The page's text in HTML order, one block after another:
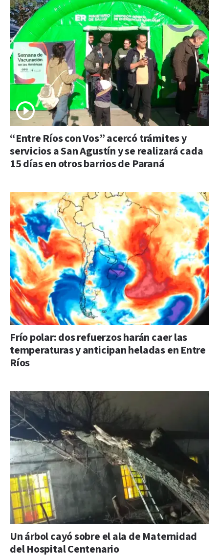
“Entre Ríos con Vos” acercó trámites y
servicios a San Agustín y se realizará cada
15 días en otros barrios de Paraná
Frío polar: dos refuerzos harán caer las
temperaturas y anticipan heladas en Entre
Ríos
Un árbol cayó sobre el ala de Maternidad
del Hospital Centenario